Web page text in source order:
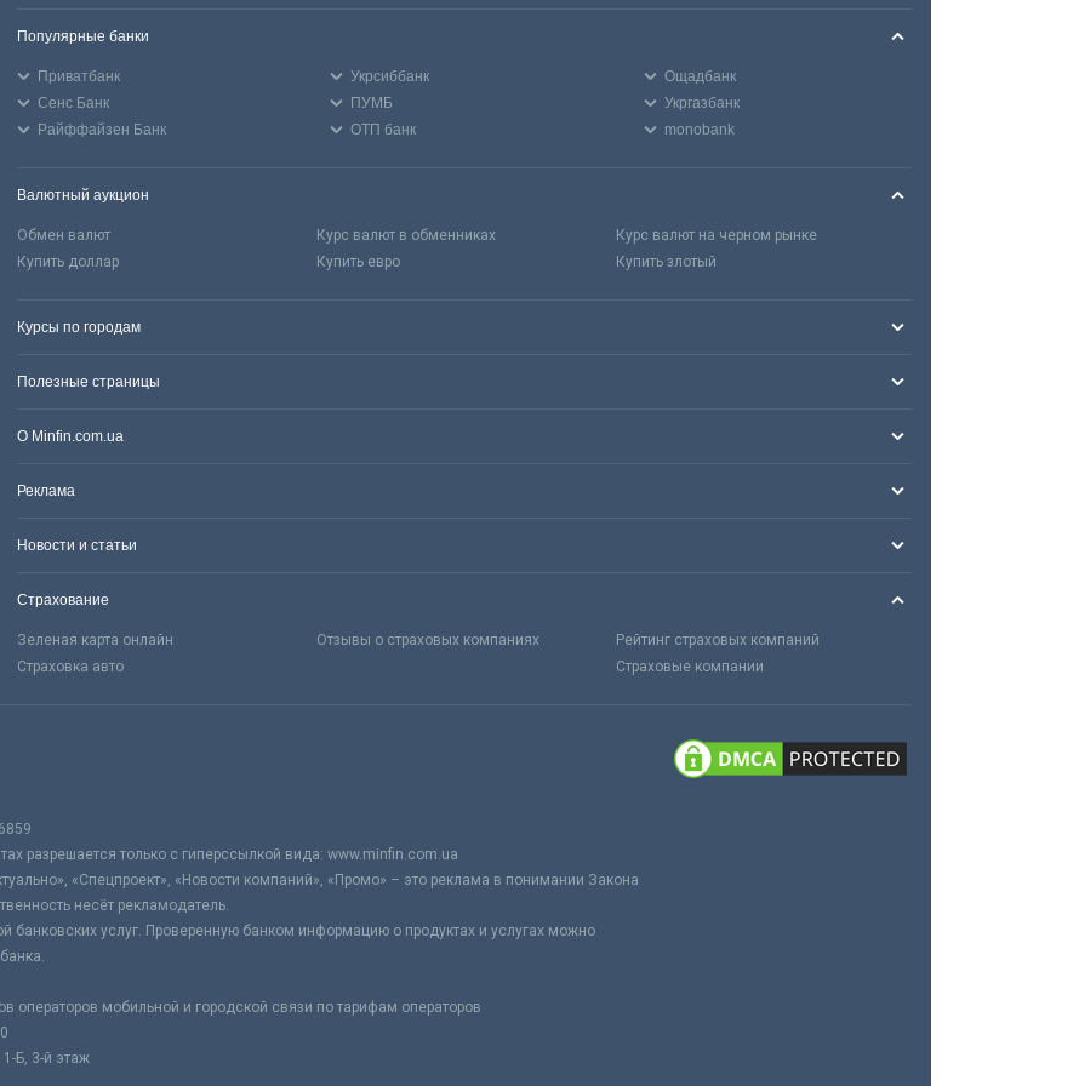
Популярные банки
Приватбанк Укрсиббанк
Ощадбанк
Сенс Банк
ПУМБ
Укргазбанк
Райффайзен Банк
ОТП банк monobank
Валютный аукцион
Обмен валют Курс валют в обменниках
Курс валют на черном рынке
Купить доллар
Купить евро Купить злотый
Курсы по городам
Полезные страницы
О Minfin.com.ua
Реклама
Новости и статьи
Страхование
Зеленая карта онлайн Отзывы о страховых компаниях
Рейтинг страховых компаний
Страховка авто
Страховые компании
разрешается только с гиперссылкой вида: www.minfin.com.ua
«Спецпроект», «Новости компаний», «Промо» – это реклама в понимании Закона
несёт рекламодатель.
банковских услуг. Проверенную банком информацию о продуктах и услугах можно
операторов мобильной и городской связи по тарифам операторов
Б, 3-й этаж